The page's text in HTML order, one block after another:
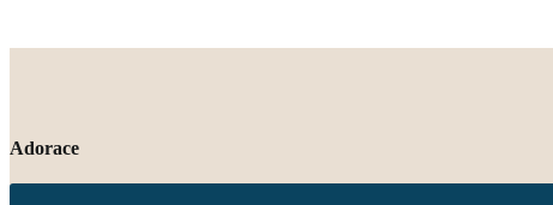
Adorace